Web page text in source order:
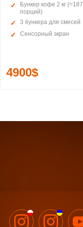
Бункер кофе 2 кг (≈187
порций)
3 бункера для смесей
Сенсорный экран
4900$